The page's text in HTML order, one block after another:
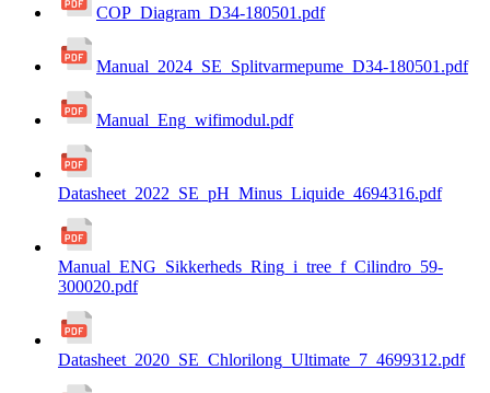
COP_Diagram_D34-180501.pdf
Manual_2024_SE_Splitvarmepume_D34-180501.pdf
Manual_Eng_wifimodul.pdf
Datasheet_2022_SE_pH_Minus_Liquide_4694316.pdf
Manual_ENG_Sikkerheds_Ring_i_tree_f_Cilindro_59-
300020.pdf
Datasheet_2020_SE_Chlorilong_Ultimate_7_4699312.pdf